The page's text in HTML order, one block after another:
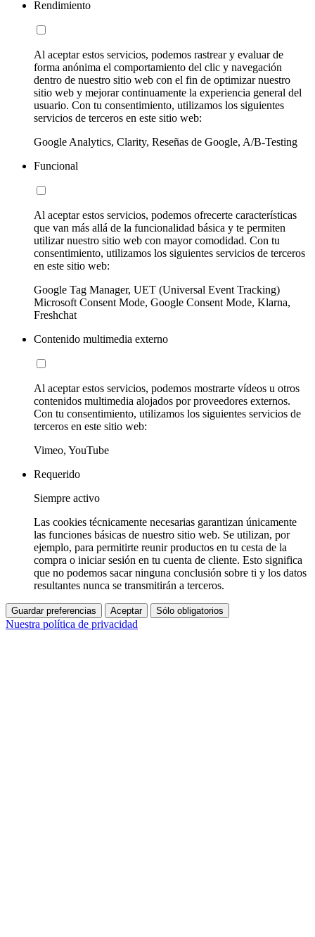
Rendimiento
Al aceptar estos servicios, podemos rastrear y evaluar de
forma anónima el comportamiento del clic y navegación
dentro de nuestro sitio web con el fin de optimizar nuestro
sitio web y mejorar continuamente la experiencia general del
usuario. Con tu consentimiento, utilizamos los siguientes
servicios de terceros en este sitio web:
Google Analytics, Clarity, Reseñas de Google, A/B-Testing
Funcional
Al aceptar estos servicios, podemos ofrecerte características
que van más allá de la funcionalidad básica y te permiten
utilizar nuestro sitio web con mayor comodidad. Con tu
consentimiento, utilizamos los siguientes servicios de terceros
en este sitio web:
Google Tag Manager, UET (Universal Event Tracking)
Microsoft Consent Mode, Google Consent Mode, Klarna,
Freshchat
Contenido multimedia externo
Al aceptar estos servicios, podemos mostrarte vídeos u otros
contenidos multimedia alojados por proveedores externos.
Con tu consentimiento, utilizamos los siguientes servicios de
terceros en este sitio web:
Vimeo, YouTube
Requerido
Siempre activo
Las cookies técnicamente necesarias garantizan únicamente
las funciones básicas de nuestro sitio web. Se utilizan, por
ejemplo, para permitirte reunir productos en tu cesta de la
compra o iniciar sesión en tu cuenta de cliente. Esto significa
que no podemos sacar ninguna conclusión sobre ti y los datos
resultantes nunca se transmitirán a terceros.
Guardar preferencias Aceptar Sólo obligatorios
Nuestra política de privacidad